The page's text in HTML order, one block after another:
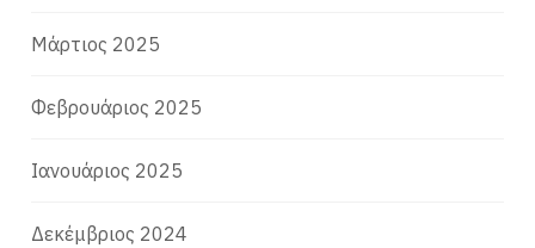
Μάρτιος 2025
Φεβρουάριος 2025
Ιανουάριος 2025
Δεκέμβριος 2024